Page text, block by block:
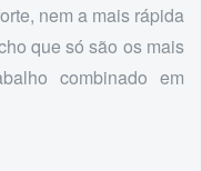
nem a mais rápida
que só são os mais
combinado em